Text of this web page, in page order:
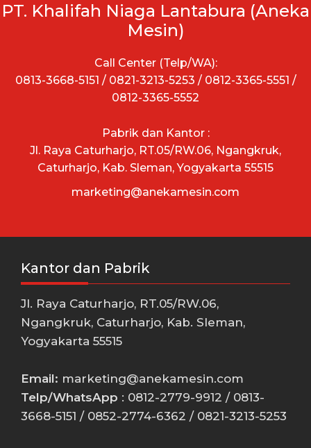
PT. Khalifah Niaga Lantabura (Aneka
Mesin)
Call Center (Telp/WA):
0813-3668-5151 / 0821-3213-5253 / 0812-3365-5551 /
0812-3365-5552
Pabrik dan Kantor :
Jl. Raya Caturharjo, RT.05/RW.06, Ngangkruk,
Caturharjo, Kab. Sleman, Yogyakarta 55515
marketing@anekamesin.com
Kantor dan Pabrik
Jl. Raya Caturharjo, RT.05/RW.06,
Ngangkruk, Caturharjo, Kab. Sleman,
Yogyakarta 55515
Email: marketing@anekamesin.com
Telp/WhatsApp : 0812-2779-9912 / 0813-
3668-5151 / 0852-2774-6362 / 0821-3213-5253